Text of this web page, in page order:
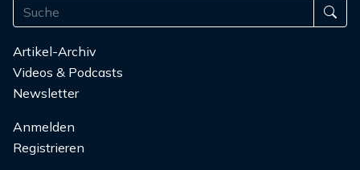
Artikel-Archiv
Videos & Podcasts
Newsletter
Anmelden
Registrieren